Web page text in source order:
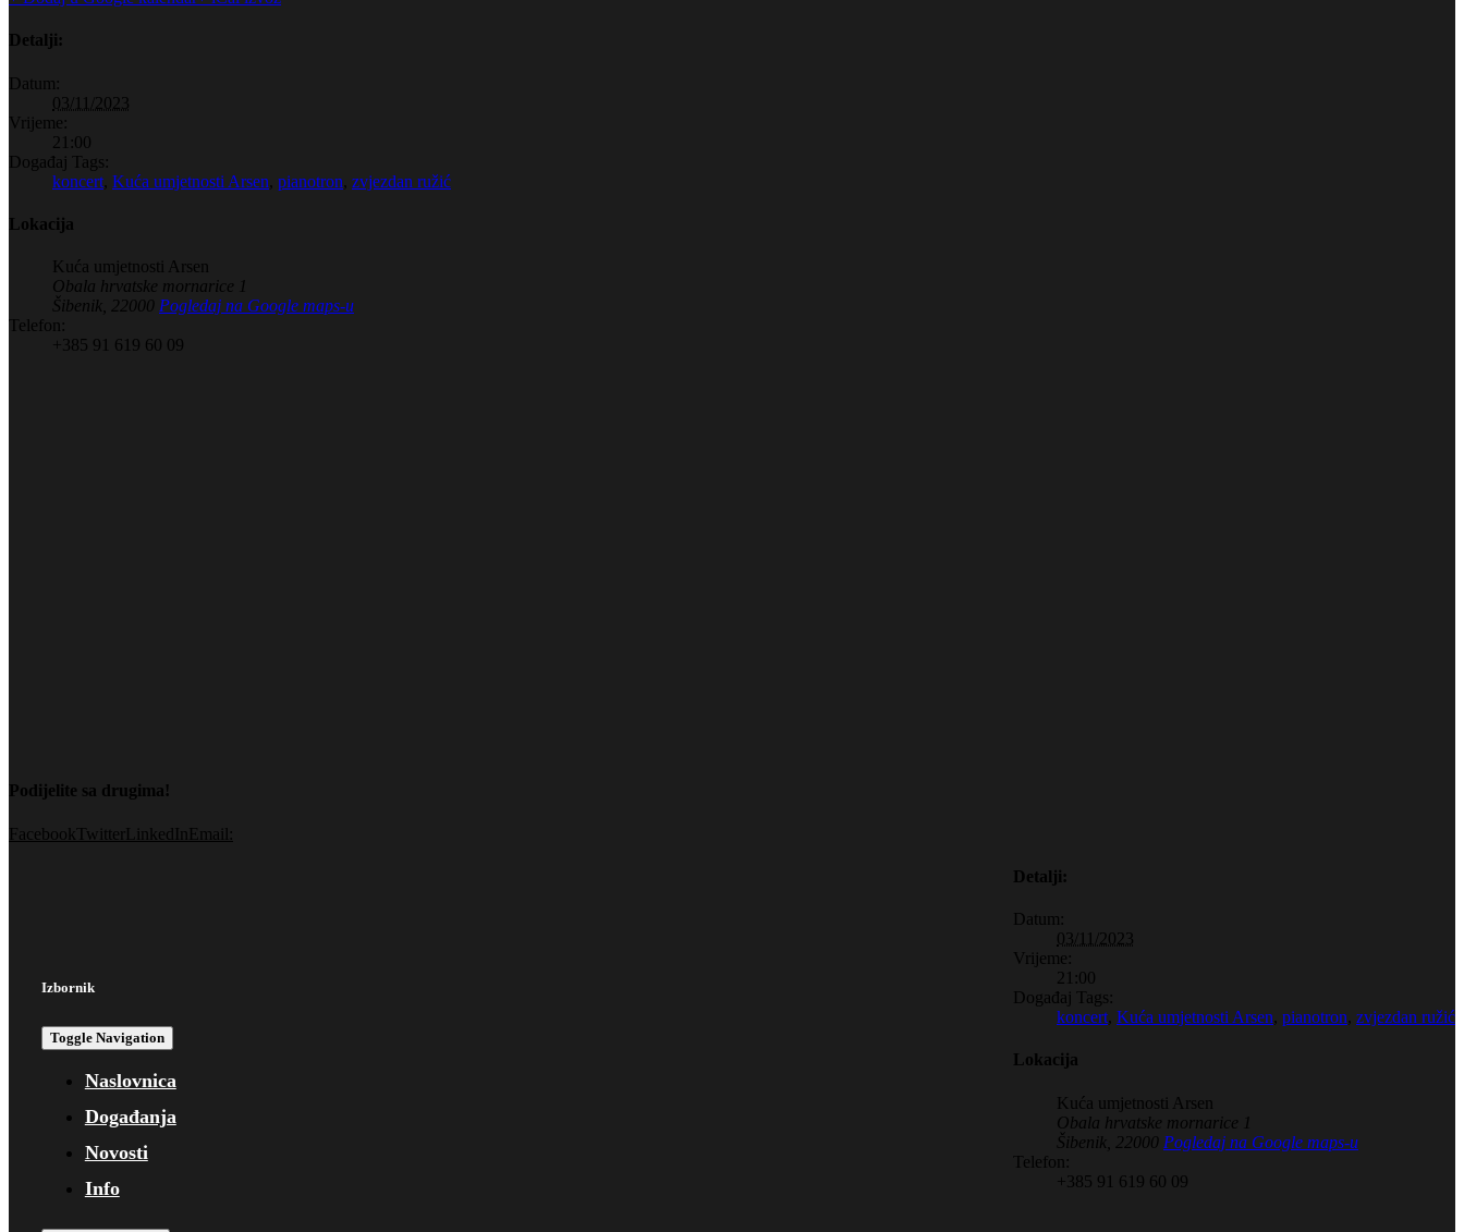
Detalji:
Datum:
03/11/2023
Vrijeme:
21:00
Događaj Tags:
koncert, Kuća umjetnosti Arsen, pianotron, zvjezdan ružić
Lokacija
Kuća umjetnosti Arsen
Obala hrvatske mornarice 1
Šibenik
22000 Pogledaj na Google maps-u
Telefon:
+385 91 619 60 09
Podijelite sa drugima!
Facebook TwitterLinkedInEmail:
Detalji:
Datum:
03/11/2023
Vrijeme:
21:00
Događaj Tags:
koncert, Kuća umjetnosti Arsen, pianotron, zvjezdan ružić
Lokacija
Kuća umjetnosti Arsen
Obala hrvatske mornarice 1
Šibenik
22000 Pogledaj na Google maps-u
Telefon:
+385 91 619 60 09
Izbornik
Toggle Navigation
Naslovnica
Događanja
Novosti
Info